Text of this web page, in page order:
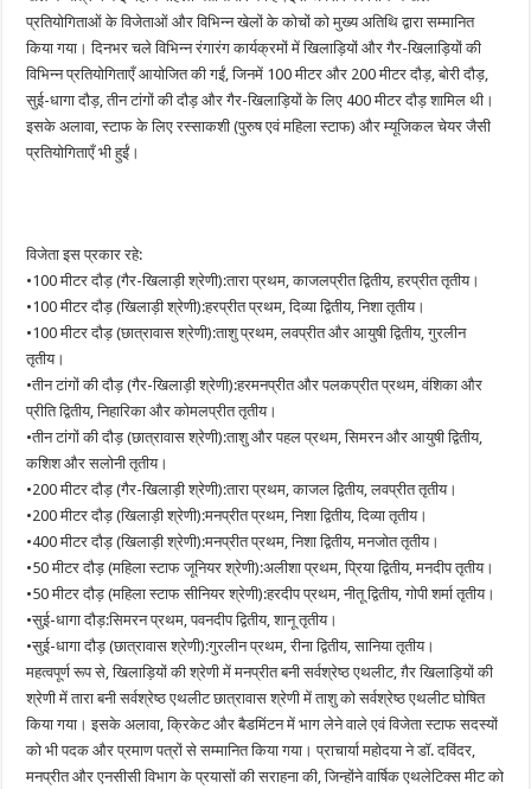
प्रतियोगिताओं के विजेताओं और विभिन्न खेलों के कोचों को मुख्य अतिथि द्वारा सम्मानित
किया गया। दिनभर चले विभिन्न रंगारंग कार्यक्रमों में खिलाड़ियों और गैर-खिलाड़ियों की
विभिन्न प्रतियोगिताएँ आयोजित की गईं, जिनमें 100 मीटर और 200 मीटर दौड़, बोरी दौड़,
सुई-धागा दौड़, तीन टांगों की दौड़ और गैर-खिलाड़ियों के लिए 400 मीटर दौड़ शामिल थी।
इसके अलावा, स्टाफ के लिए रस्साकशी (पुरुष एवं महिला स्टाफ) और म्यूजिकल चेयर जैसी
प्रतियोगिताएँ भी हुईं।
विजेता इस प्रकार रहे:
•100 मीटर दौड़ (गैर-खिलाड़ी श्रेणी):तारा प्रथम, काजलप्रीत द्वितीय, हरप्रीत तृतीय।
•100 मीटर दौड़ (खिलाड़ी श्रेणी):हरप्रीत प्रथम, दिव्या द्वितीय, निशा तृतीय।
•100 मीटर दौड़ (छात्रावास श्रेणी):ताशु प्रथम, लवप्रीत और आयुषी द्वितीय, गुरलीन
तृतीय।
•तीन टांगों की दौड़ (गैर-खिलाड़ी श्रेणी):हरमनप्रीत और पलकप्रीत प्रथम, वंशिका और
प्रीति द्वितीय, निहारिका और कोमलप्रीत तृतीय।
•तीन टांगों की दौड़ (छात्रावास श्रेणी):ताशु और पहल प्रथम, सिमरन और आयुषी द्वितीय,
कशिश और सलोनी तृतीय।
•200 मीटर दौड़ (गैर-खिलाड़ी श्रेणी):तारा प्रथम, काजल द्वितीय, लवप्रीत तृतीय।
•200 मीटर दौड़ (खिलाड़ी श्रेणी):मनप्रीत प्रथम, निशा द्वितीय, दिव्या तृतीय।
•400 मीटर दौड़ (खिलाड़ी श्रेणी):मनप्रीत प्रथम, निशा द्वितीय, मनजोत तृतीय।
•50 मीटर दौड़ (महिला स्टाफ जूनियर श्रेणी):अलीशा प्रथम, प्रिया द्वितीय, मनदीप तृतीय।
•50 मीटर दौड़ (महिला स्टाफ सीनियर श्रेणी):हरदीप प्रथम, नीतू द्वितीय, गोपी शर्मा तृतीय।
•सुई-धागा दौड़:सिमरन प्रथम, पवनदीप द्वितीय, शानू तृतीय।
•सुई-धागा दौड़ (छात्रावास श्रेणी):गुरलीन प्रथम, रीना द्वितीय, सानिया तृतीय।
महत्वपूर्ण रूप से, खिलाड़ियों की श्रेणी में मनप्रीत बनी सर्वश्रेष्ठ एथलीट, ग़ैर खिलाड़ियों की
श्रेणी में तारा बनी सर्वश्रेष्ठ एथलीट छात्रावास श्रेणी में ताशु को सर्वश्रेष्ठ एथलीट घोषित
किया गया। इसके अलावा, क्रिकेट और बैडमिंटन में भाग लेने वाले एवं विजेता स्टाफ सदस्यों
को भी पदक और प्रमाण पत्रों से सम्मानित किया गया। प्राचार्या महोदया ने डॉ. दविंदर,
मनप्रीत और एनसीसी विभाग के प्रयासों की सराहना की, जिन्होंने वार्षिक एथलेटिक्स मीट को